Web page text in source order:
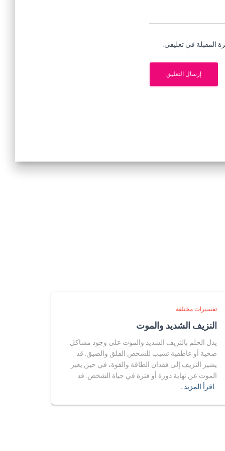
المقبلة في تعليقي.
تفسيرات مختلفة
النزيف الشديد والموت
يدل الحلم بالنزيف الشديد والموت على وجود مشاكل
صحية أو عاطفية تسبب للشخص القلق والضيق. قد
يشير النزيف إلى فقدان الطاقة والقوة، في حين يعبر
الموت عن نهاية دورة أو فترة في حياة الشخص. قد
اقرأ المزيد…